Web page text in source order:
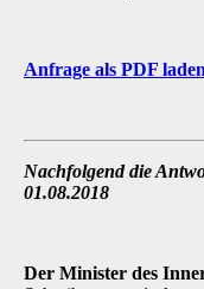
Anfrage als PDF laden
Nachfolgend die
01.08.2018
Der Minister des